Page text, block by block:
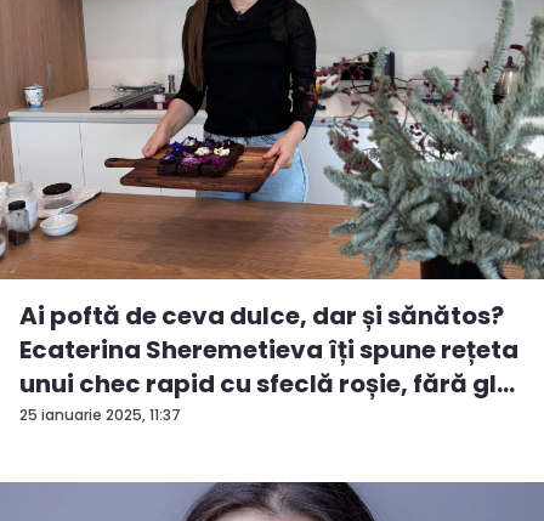
25 ianuarie 2025, 11:37
Ai poftă de ceva dulce, dar și sănătos?
Ecaterina Sheremetieva îți spune rețeta
unui chec rapid cu sfeclă roșie, fără gl...